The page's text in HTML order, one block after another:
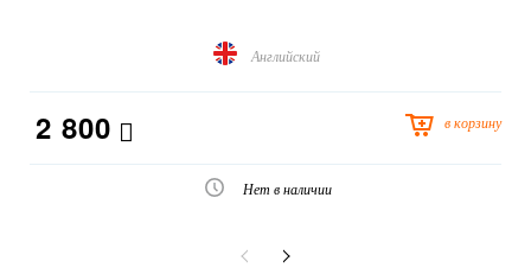
Английский
2 800 в корзину
Нет в наличии